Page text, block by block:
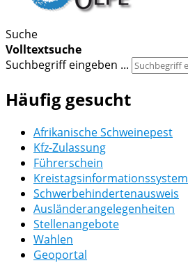
Suche
Volltextsuche
Suchbegriff eingeben ...
Häufig gesucht
Afrikanische Schweinepest
Kfz-Zulassung
Führerschein
Kreistagsinformationssystem
Schwerbehindertenausweis
Ausländerangelegenheiten
Stellenangebote
Wahlen
Geoportal